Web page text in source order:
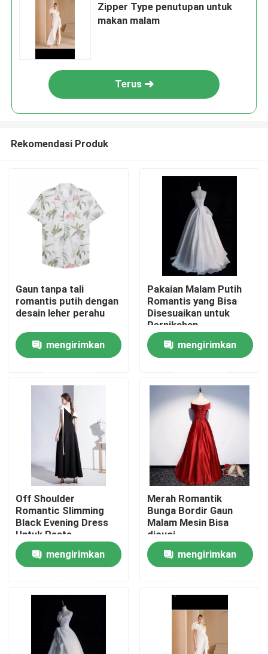
Rumah
Produk
Video
Tentang kami
Tur Pabrik
Kontrol kualitas
Hubungi kami
Pakaian Fashion Bekas
Pakaian Anak Pratama
Zipper Type penutupan untuk
makan malam
Terus
Rekomendasi Produk
Gaun tanpa tali
romantis putih dengan
desain leher perahu
mengirimkan
Pakaian Malam Putih
Romantis yang Bisa
Disesuaikan untuk
Pernikahan
mengirimkan
Off Shoulder
Romantic Slimming
Black Evening Dress
Untuk Pesta
Pernikahan
mengirimkan
Merah Romantik
Bunga Bordir Gaun
Malam Mesin Bisa
dicuci
mengirimkan